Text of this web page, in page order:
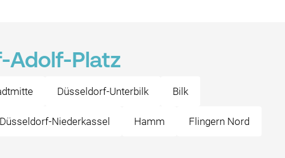
Adolf-Platz
Düsseldorf-Unterbilk Bilk
Düsseldorf-Niederkassel Hamm Flingern Nord